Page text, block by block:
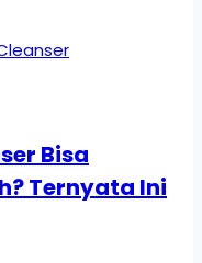
Bisa
Ternyata Ini